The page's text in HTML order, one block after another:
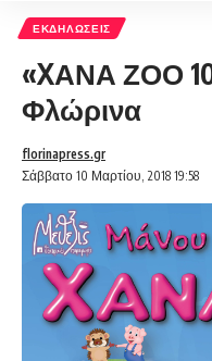
ΕΚΔΗΛΏΣΕΙΣ
«XΑΝΑ ΖΟΟ
Φλώρινα
Σάββατο 10 Μαρτίου, 2018 19:58
florinapress.gr